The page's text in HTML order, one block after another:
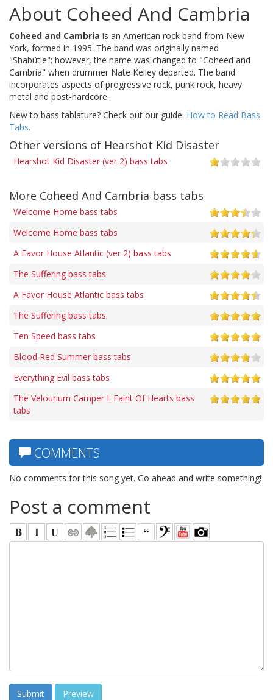
About Coheed And Cambria
Coheed and Cambria is an American rock band from New
York, formed in 1995. The band was originally named
"Shabütie"; however, the name was changed to "Coheed and
Cambria" when drummer Nate Kelley departed. The band
incorporates aspects of progressive rock, punk rock, heavy
metal and post-hardcore.
New to bass tablature? Check out our guide: How to Read Bass
Tabs.
Other versions of Hearshot Kid Disaster
Hearshot Kid Disaster (ver 2) bass tabs
More Coheed And Cambria bass tabs
Welcome Home bass tabs
Welcome Home bass tabs
A Favor House Atlantic (ver 2) bass tabs
The Suffering bass tabs
A Favor House Atlantic bass tabs
The Suffering bass tabs
Ten Speed bass tabs
Blood Red Summer bass tabs
Everything Evil bass tabs
The Velourium Camper I: Faint Of Hearts bass
tabs
COMMENTS
No comments for this song yet. Go ahead and write something!
Post a comment